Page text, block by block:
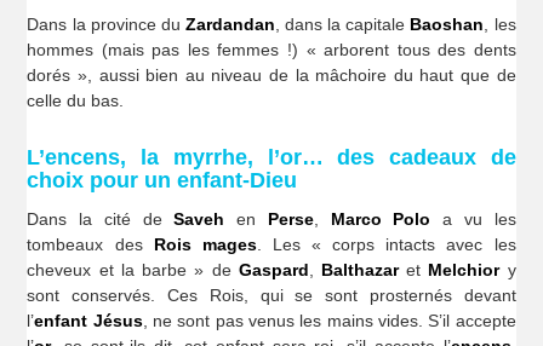
Dans la province du Zardandan, dans la capitale Baoshan, les
hommes (mais pas les femmes !) « arborent tous des dents
dorés », aussi bien au niveau de la mâchoire du haut que de
celle du bas.
L’encens, la myrrhe, l’or… des cadeaux de
choix pour un enfant-Dieu
Dans la cité deSaveh en Perse, Marco Polo a vu les
tombeaux des Rois mages. Les « corps intacts avec les
cheveux et la barbe » de Gaspard Balthazaret Melchiory
sont conservés. Ces Rois, qui se sont prosternés devant
l’enfant Jésus, ne sont pas venus les mains vides. S’il accepte